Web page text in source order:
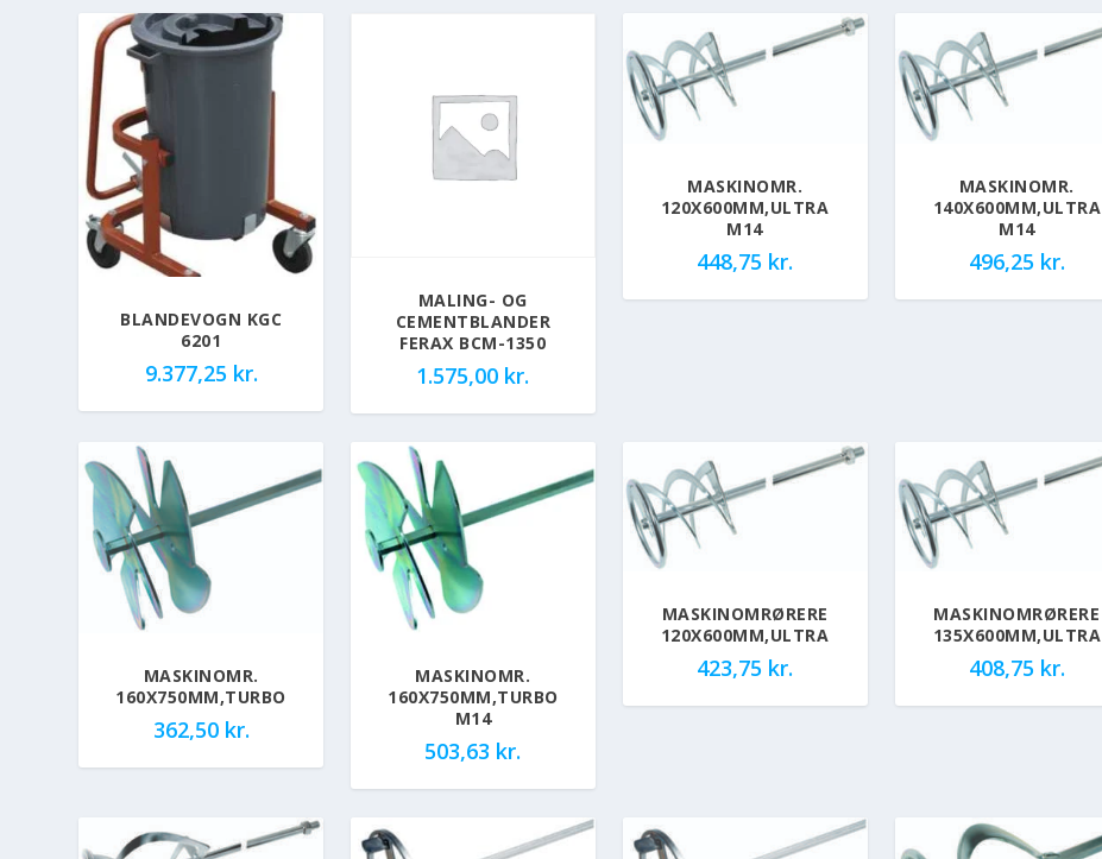
BLANDEVOGN KGC
6201
9.377,25 kr.
MALING- OG
CEMENTBLANDER
FERAX BCM-1350
1.575,00 kr.
MASKINOMR.
120X600MM,ULTRA
M14
448,75 kr.
MASKINOMR.
140X600MM,ULTRA
M14
496,25 kr.
MASKINOMR.
160X750MM,TURBO
362,50 kr.
MASKINOMR.
160X750MM,TURBO
M14
503,63 kr.
MASKINOMRØRERE
120X600MM,ULTRA
423,75 kr.
MASKINOMRØRERE
135X600MM,ULTRA
408,75 kr.